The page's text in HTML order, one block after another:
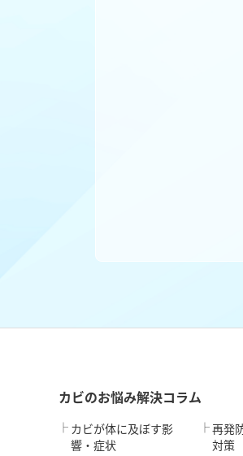
カビのお悩み解決コラム
カビが体に及ぼす影
響・症状
再発
対策